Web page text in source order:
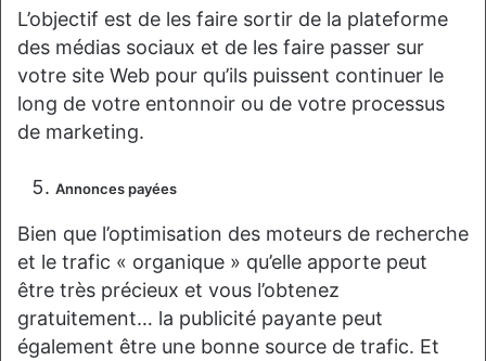
L’objectif est de les faire sortir de la plateforme
des médias sociaux et de les faire passer sur
votre site Web pour qu’ils puissent continuer le
long de votre entonnoir ou de votre processus
de marketing.
Annonces payées
Bien que l’optimisation des moteurs de recherche
et le trafic « organique » qu’elle apporte peut
être très précieux et vous l’obtenez
gratuitement… la publicité payante peut
également être une bonne source de trafic. Et